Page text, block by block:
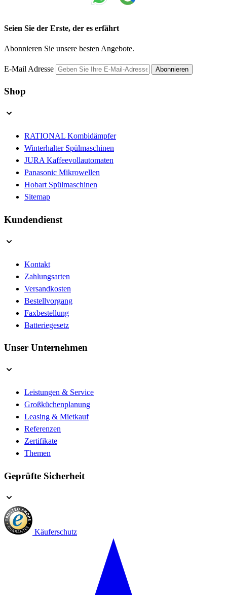
Seien Sie der Erste, der es erfährt
Abonnieren Sie unsere besten Angebote.
E-Mail Adresse Abonnieren
Shop
RATIONAL Kombidämpfer
Winterhalter Spülmaschinen
JURA Kaffeevollautomaten
Panasonic Mikrowellen
Hobart Spülmaschinen
Sitemap
Kundendienst
Kontakt
Zahlungsarten
Versandkosten
Bestellvorgang
Faxbestellung
Batteriegesetz
Unser Unternehmen
Leistungen & Service
Großküchenplanung
Leasing & Mietkauf
Referenzen
Zertifikate
Themen
Geprüfte Sicherheit
Käuferschutz